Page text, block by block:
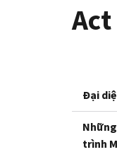
Đại
trình